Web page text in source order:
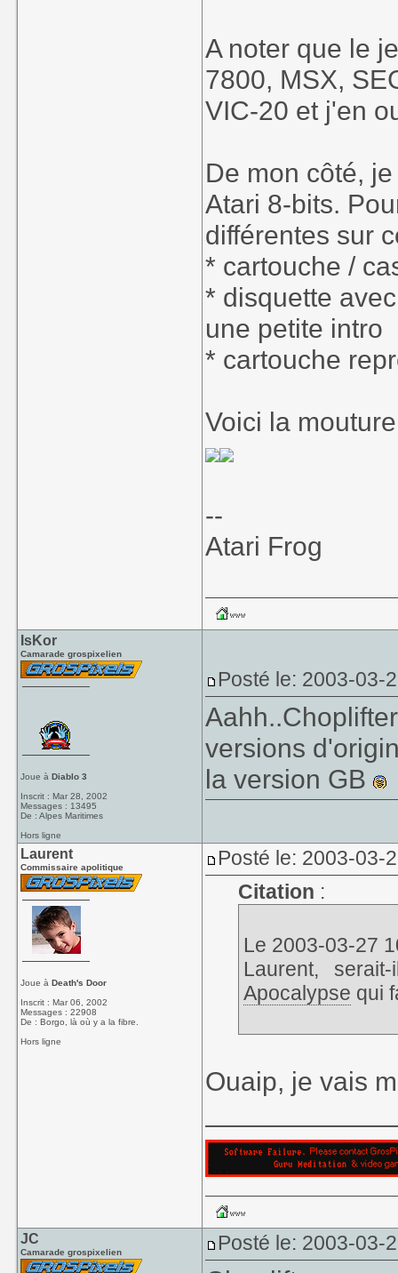
A noter que le
7800, MSX,
VIC-20 et j'en
De mon côté,
Atari 8-bits.
différentes sur
* cartouche /
* disquette
une petite intro
* cartouche
Voici la
--
Atari Frog
IsKor
Camarade grospixelien
Joue àDiablo 3
Inscrit : Mar 28, 2002
Messages : 13495
De : Alpes Maritimes
Hors ligne
Posté le: 2003-03-
versions
la version GB
Laurent
Commissaire apolitique
Joue àDeath's Door
Inscrit : Mar 06, 2002
Messages : 22908
De : Borgo, là où y a la fibre.
Hors ligne
Posté le: 2003-03-
Citation :
Le 2003-03-27
Laurent,
Apocalypse qui
Ouaip, je vais
JC
Camarade grospixelien Posté le: 2003-03-